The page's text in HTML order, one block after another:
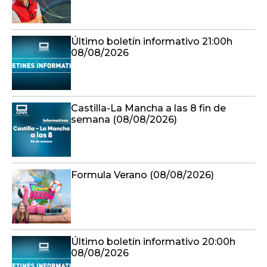
Último boletín informativo 21:00h
08/08/2026
Castilla-La Mancha a las 8 fin de
semana (08/08/2026)
Formula Verano (08/08/2026)
Último boletín informativo 20:00h
08/08/2026